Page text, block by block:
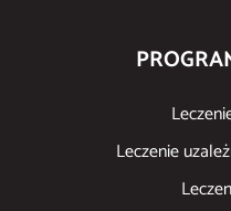
Leczenie